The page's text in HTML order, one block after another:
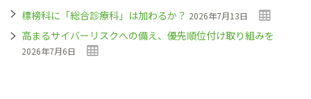
標榜科に「総合診療科」は加わるか？ 2026年7月13日
高まるサイバーリスクへの備え、優先順位付け取り組みを
2026年7月6日